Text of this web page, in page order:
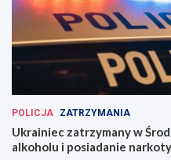
POLICJA ZATRZYMANIA
Ukrainiec zatrzymany w
alkoholu i posiadanie